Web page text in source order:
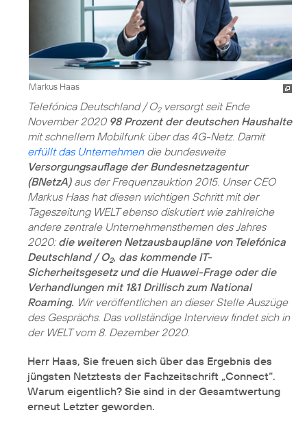
Markus Haas
Telefónica Deutschland / O2versorgt seit Ende
November 2020 98 Prozent der deutschen Haushalte
mit schnellem Mobilfunk über das 4G-Netz. Damit
erfüllt das Unternehmendie bundesweite
Versorgungsauflage der Bundesnetzagentur
(BNetzA)aus der Frequenzauktion 2015. Unser CEO
Markus Haas hat diesen wichtigen Schritt mit der
Tageszeitung WELT ebenso diskutiert wie zahlreiche
andere zentrale Unternehmensthemen des Jahres
2020: die weiteren Netzausbaupläne von Telefónica
Deutschland / O2, das kommende IT-
Sicherheitsgesetz und die Huawei-Frage oder die
Verhandlungen mit 1&1 Drillisch zum National
Roaming. Wir veröffentlichen an dieser Stelle Auszüge
des Gesprächs. Das vollständige Interview findet sich in
der WELT vom 8. Dezember 2020.
Herr Haas, Sie freuen sich über das Ergebnis des
jüngsten Netztests der Fachzeitschrift „Connect“.
Warum eigentlich? Sie sind in der Gesamtwertung
erneut Letzter geworden.